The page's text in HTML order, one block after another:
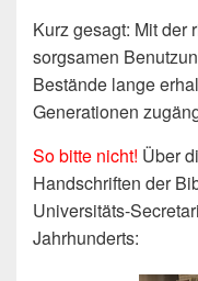
Kurz gesagt: Mit der
sorgsamen
Bestände lange
Generationen
So bitte nicht! Über
Handschriften der
Universitäts-
Jahrhunderts: